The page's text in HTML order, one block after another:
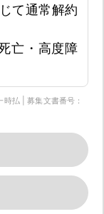
て通常解約
亡・高度障
払 | 募集文書番号：